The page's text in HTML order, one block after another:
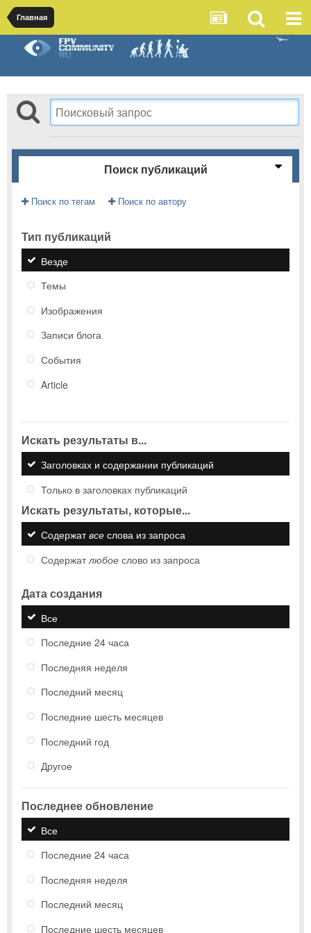
Главная
Поиск публикаций
Поиск по тегам Поиск по автору
Тип публикаций
Везде
Темы
Изображения
Записи блога
События
Article
Искать результаты в...
Заголовках и содержании публикаций
Только в заголовках публикаций
Искать результаты, которые...
Содержатвсе слова из запроса
Содержатлюбое слово из запроса
Дата создания
Все
Последние 24 часа
Последняя неделя
Последний месяц
Последние шесть месяцев
Последний год
Другое
Последнее обновление
Все
Последние 24 часа
Последняя неделя
Последний месяц
Последние шесть месяцев